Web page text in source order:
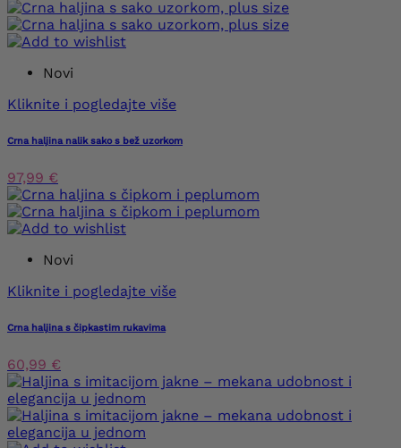
Novi
Kliknite i pogledajte više
Crna haljina nalik sako s bež uzorkom
97,99 €
Novi
Kliknite i pogledajte više
Crna haljina s čipkastim rukavima
60,99 €